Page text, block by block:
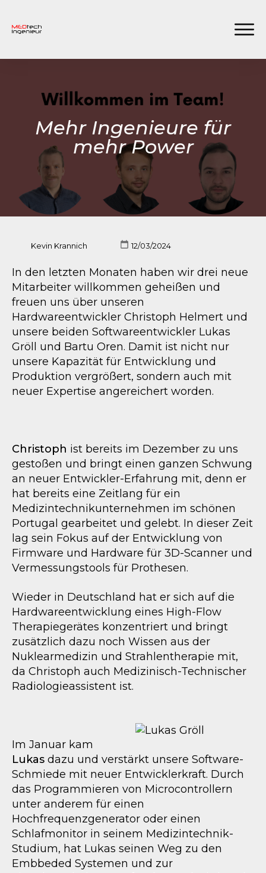
Mehr Ingenieure für
mehr Power
Kevin Krannich 12/03/2024
In den letzten Monaten haben wir drei neue
Mitarbeiter willkommen geheißen und
freuen uns über unseren
Hardwareentwickler Christoph Helmert und
unsere beiden Softwareentwickler Lukas
Gröll und Bartu Oren. Damit ist nicht nur
unsere Kapazität für Entwicklung und
Produktion vergrößert, sondern auch mit
neuer Expertise angereichert worden.
Christoph ist bereits im Dezember zu uns
gestoßen und bringt einen ganzen Schwung
an neuer Entwickler-Erfahrung mit, denn er
hat bereits eine Zeitlang für ein
Medizintechnikunternehmen im schönen
Portugal gearbeitet und gelebt. In dieser Zeit
lag sein Fokus auf der Entwicklung von
Firmware und Hardware für 3D-Scanner und
Vermessungstools für Prothesen.
Wieder in Deutschland hat er sich auf die
Hardwareentwicklung eines High-Flow
Therapiegerätes konzentriert und bringt
zusätzlich dazu noch Wissen aus der
Nuklearmedizin und Strahlentherapie mit,
da Christoph auch Medizinisch-Technischer
Radiologieassistent ist.
Im Januar kam
Lukas dazu und verstärkt unsere Software-
Schmiede mit neuer Entwicklerkraft. Durch
das Programmieren von Microcontrollern
unter anderem für einen
Hochfrequenzgenerator oder einen
Schlafmonitor in seinem Medizintechnik-
Studium, hat Lukas seinen Weg zu den
Embbeded Systemen und zur